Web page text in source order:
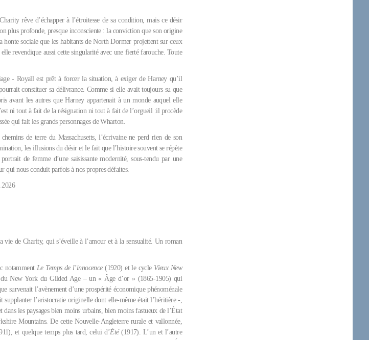
rêve d’échapper à l’étroitesse de sa condition, mais ce désir
plus profonde, presque inconsciente : la conviction que son origine
sociale que les habitants de North Dormer projettent sur ceux
revendique aussi cette singularité avec une fierté farouche. Toute
- Royall est prêt à forcer la situation, à exiger de Harney qu’il
constituer sa délivrance. Comme si elle avait toujours su que
avant les autres que Harney appartenait à un monde auquel elle
ni tout à fait de la résignation ni tout à fait de l’orgueil :il procède
qui fait les grands personnages de Wharton.
de terre du Massachusetts, l’écrivaine ne perd rien de son
les illusions du désir et le fait que l’histoire souvent se répète
de femme d’une saisissante modernité, sous-tendu par une
qui nous conduit parfois à nos propres défaites.
2026
vie de Charity, qui s’éveille à l’amour et à la sensualité. Un roman
notamment Le Temps de l’innocence(1920) et le cycle Vieux New
New York du Gilded Age – un « Âge d’or » (1865-1905) qui
survenait l’avènement d’une prospérité économique phénoménale
l’aristocratie originelle dont elle-même était l’héritière -,
les paysages bien moins urbains, bien moins fastueux de l’État
Mountains. De cette Nouvelle-Angleterre rurale et vallonnée,
et quelque temps plus tard, celui d’Été(1917). L’un et l’autre